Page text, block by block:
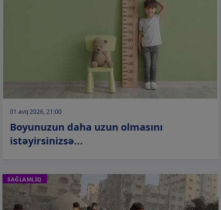
01 avq 2026, 21:00
Boyunuzun daha uzun olmasını
istəyirsinizsə...
SAĞLAMLIQ